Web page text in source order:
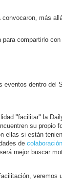
más
compartirlo
eventos dentro del
"facilitar" la
su propio
si están
de
mejor buscar